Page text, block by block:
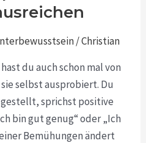
/Christian
du auch schon mal von
selbst ausprobiert. Du
sprichst positive
bin gut genug“ oder „Ich
Bemühungen ändert